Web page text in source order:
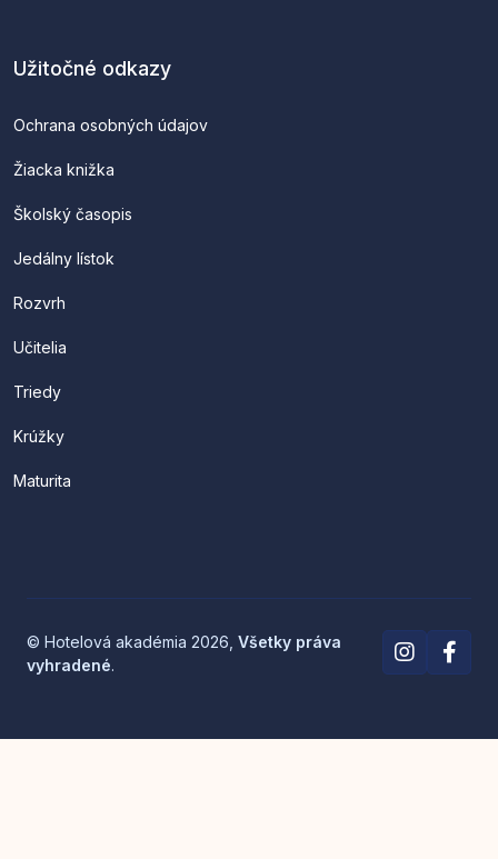
Užitočné odkazy
Ochrana osobných údajov
Žiacka knižka
Školský časopis
Jedálny lístok
Rozvrh
Učitelia
Triedy
Krúžky
Maturita
© Hotelová akadémia 2026, Všetky práva
vyhradené.